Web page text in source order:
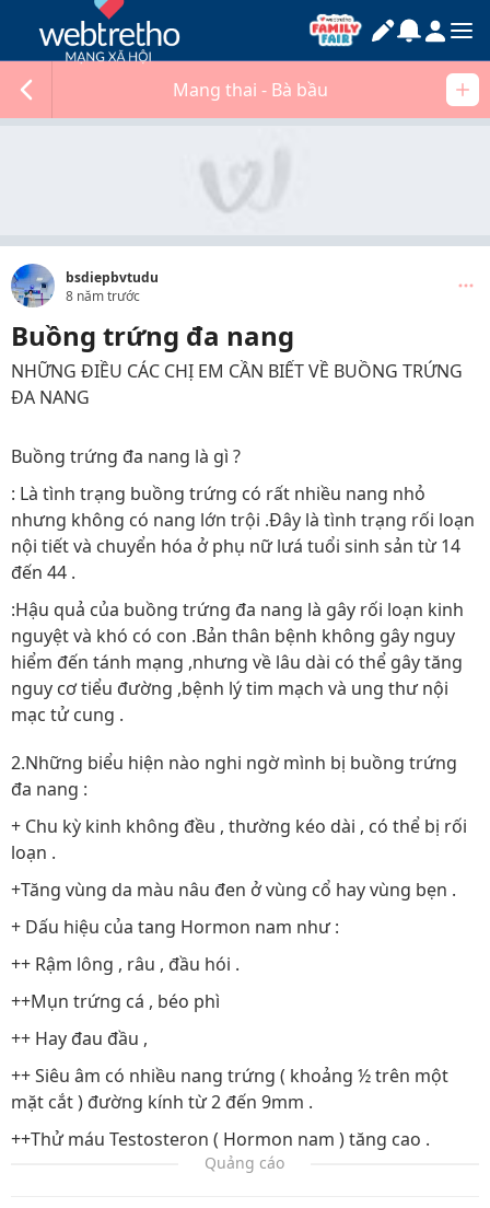
Mang thai - Bà bầu
bsdiepbvtudu
8 năm trước
Buồng trứng đa nang
NHỮNG ĐIỀU CÁC CHỊ EM CẦN BIẾT VỀ BUỒNG TRỨNG
ĐA NANG
Buồng trứng đa nang là gì ?
: Là tình trạng buồng trứng có rất nhiều nang nhỏ
nhưng không có nang lớn trội .Đây là tình trạng rối loạn
nội tiết và chuyển hóa ở phụ nữ lưá tuổi sinh sản từ 14
đến 44 .
:Hậu quả của buồng trứng đa nang là gây rối loạn kinh
nguyệt và khó có con .Bản thân bệnh không gây nguy
hiểm đến tánh mạng ,nhưng về lâu dài có thể gây tăng
nguy cơ tiểu đường ,bệnh lý tim mạch và ung thư nội
mạc tử cung .
2.Những biểu hiện nào nghi ngờ mình bị buồng trứng
đa nang :
+ Chu kỳ kinh không đều , thường kéo dài , có thể bị rối
loạn .
+Tăng vùng da màu nâu đen ở vùng cổ hay vùng bẹn .
+ Dấu hiệu của tang Hormon nam như :
++ Rậm lông , râu , đầu hói .
++Mụn trứng cá , béo phì
++ Hay đau đầu ,
++ Siêu âm có nhiều nang trứng ( khoảng ½ trên một
mặt cắt ) đường kính từ 2 đến 9mm .
++Thử máu Testosteron ( Hormon nam ) tăng cao .
Quảng cáo